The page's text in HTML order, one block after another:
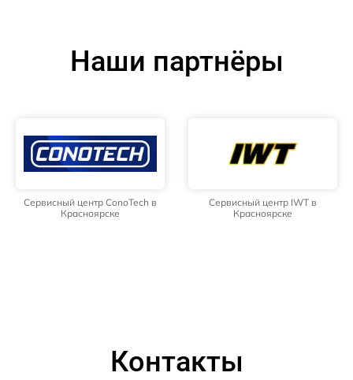
Наши партнёры
Сервисный центр ConoTech в
Красноярске
Сервисный центр IWT в
Красноярске
Контакты